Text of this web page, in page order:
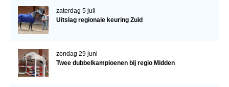
zaterdag 5 juli
Uitslag regionale keuring Zuid
zondag 29 juni
Twee dubbelkampioenen bij regio Midden